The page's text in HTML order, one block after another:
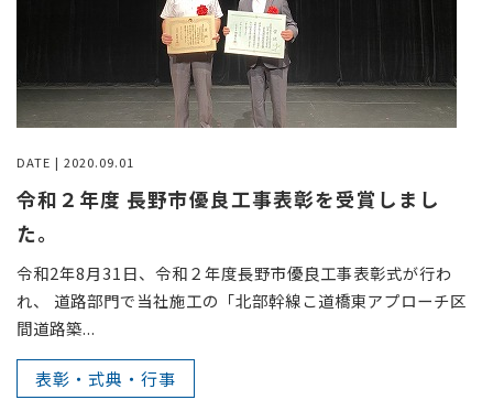
DATE | 2020.09.01
令和２年度 長野市優良工事表彰を受賞しまし
た。
令和2年8月31日、令和２年度長野市優良工事表彰式が行わ
れ、 道路部門で当社施工の「北部幹線こ道橋東アプローチ区
間道路築...
表彰・式典・行事